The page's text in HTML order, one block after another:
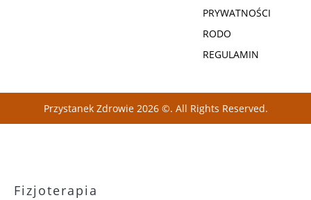
PRYWATNOŚCI
RODO
REGULAMIN
Przystanek Zdrowie 2026 ©. All Rights Reserved.
Fizjoterapia